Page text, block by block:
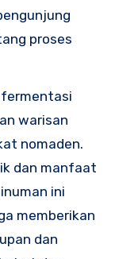
proses
fermentasi
warisan
nomaden.
dan manfaat
ini
memberikan
dan